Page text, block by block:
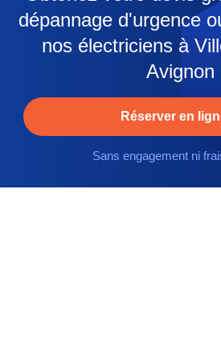
dépannage d'urgence
nos électriciens à
Avignon
Réserver en
Sans engagement ni